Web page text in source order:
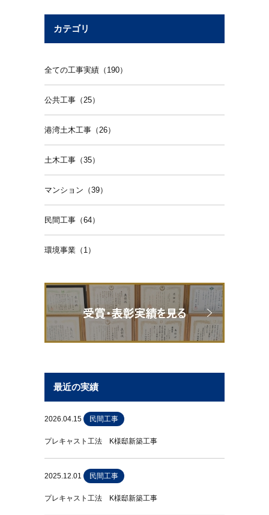
カテゴリ
全ての工事実績（190）
公共工事（25）
港湾土木工事（26）
土木工事（35）
マンション（39）
民間工事（64）
環境事業（1）
最近の実績
2026.04.15 民間工事
プレキャスト工法 K様邸新築工事
2025.12.01 民間工事
プレキャスト工法 K様邸新築工事